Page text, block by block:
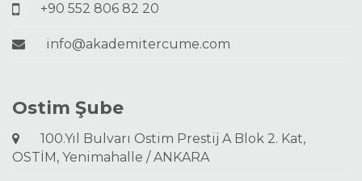
+90 552 806 82 20
info@akademitercume.com
Ostim Şube
100.Yıl Bulvarı Ostim Prestij A Blok 2. Kat,
OSTİM, Yenimahalle / ANKARA